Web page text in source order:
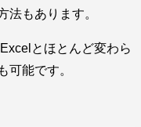
法もあります。
とほとんど変わら
可能です。